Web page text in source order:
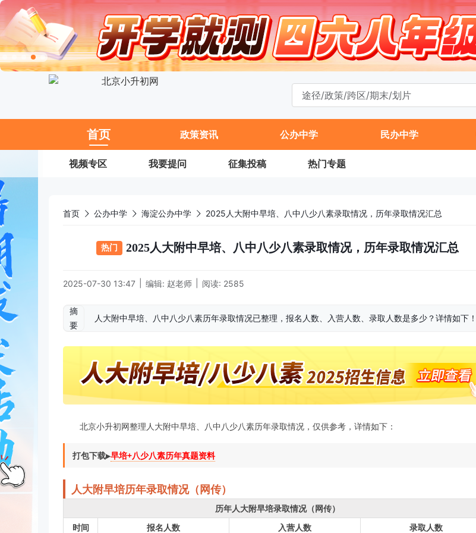
首页 政策资讯 公办中学 民办中学
视频专区 我要提问 征集投稿 热门专题
首页 公办中学 海淀公办中学 2025人大附中早培、八中八少八素录取情况，历年录取情况汇总
热门 2025人大附中早培、八中八少八素录取情况，历年录取情况汇总
2025-07-30 13:47 编辑: 赵老师 阅读: 2585
摘
要
人大附中早培、八中八少八素历年录取情况已整理，报名人数、入营人数、录取人数是多少？详情如下！
北京小升初网整理人大附中早培、八中八少八素历年录取情况，仅供参考，详情如下：
打包下载▶️早培+八少八素历年真题资料
人大附早培历年录取情况（网传）
历年人大附早培录取情况（网传）
时间
报名人数 入营人数 录取人数